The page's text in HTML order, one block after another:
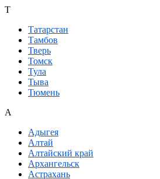
Т
Татарстан
Тамбов
Тверь
Томск
Тула
Тыва
Тюмень
А
Адыгея
Алтай
Алтайский край
Архангельск
Астрахань